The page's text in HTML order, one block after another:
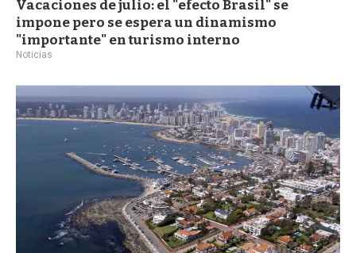
Vacaciones de julio: el "efecto Brasil" se
impone pero se espera un dinamismo
"importante" en turismo interno
Noticias